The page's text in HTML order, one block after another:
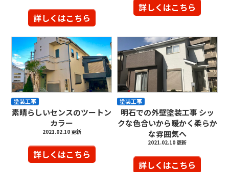
詳しくはこちら
詳しくはこちら
素晴らしいセンスのツートン
カラー
2021.02.10 更新
詳しくはこちら
塗装工事
明石での外壁塗装工事 シッ
クな色合いから暖かく柔らか
な雰囲気へ
2021.02.10 更新
詳しくはこちら
塗装工事